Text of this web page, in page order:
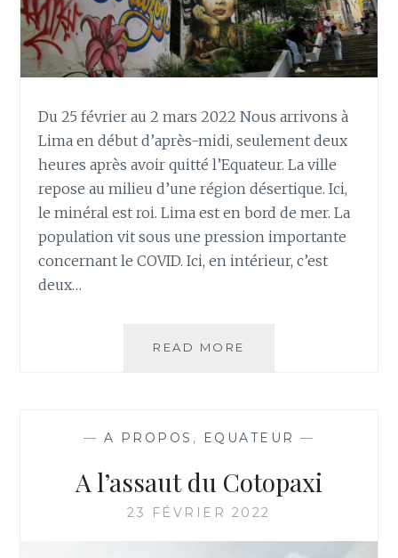
Du 25 février au 2 mars 2022 Nous arrivons à
Lima en début d’après-midi, seulement deux
heures après avoir quitté l’Equateur. La ville
repose au milieu d’une région désertique. Ici,
le minéral est roi. Lima est en bord de mer. La
population vit sous une pression importante
concernant le COVID. Ici, en intérieur, c’est
deux…
READ MORE
— A PROPOS , EQUATEUR —
A l’assaut du Cotopaxi
23 FÉVRIER 2022